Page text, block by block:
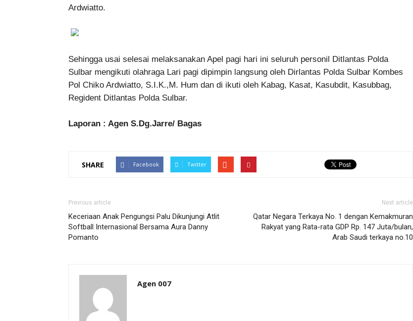
Ardwiatto.
Sehingga usai selesai melaksanakan Apel pagi hari ini seluruh personil Ditlantas Polda
Sulbar mengikuti olahraga Lari pagi dipimpin langsung oleh Dirlantas Polda Sulbar Kombes
Pol Chiko Ardwiatto, S.I.K.,M. Hum dan di ikuti oleh Kabag, Kasat, Kasubdit, Kasubbag,
Regident Ditlantas Polda Sulbar.
Laporan : Agen S.Dg.Jarre/ Bagas
SHARE Facebook Twitter
Previous article
Keceriaan Anak Pengungsi Palu Dikunjungi Atlit
Softball Internasional Bersama Aura Danny
Pomanto
Next article
Qatar Negara Terkaya No. 1 dengan Kemakmuran
Rakyat yang Rata-rata GDP Rp. 147 Juta/bulan,
Arab Saudi terkaya no.10
Agen 007